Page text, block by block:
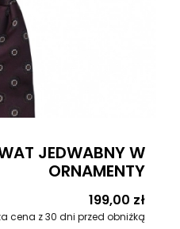
JEDWABNY W
ORNAMENTY
Cena
199,00 zł
cena z 30 dni przed obniżką